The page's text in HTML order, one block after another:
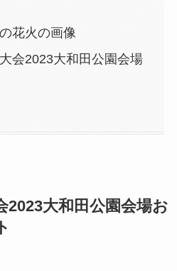
花火の画像
会2023大和田公園会場
2023大和田公園会場お